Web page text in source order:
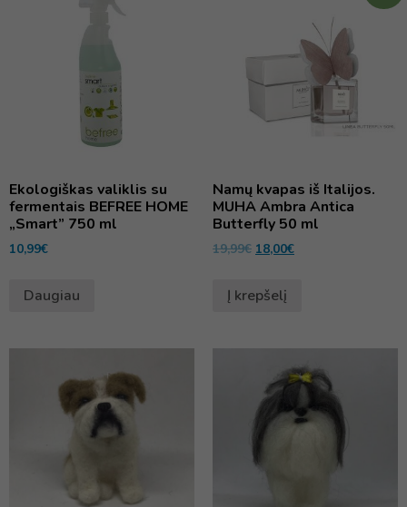
Ekologiškas valiklis su
fermentais BEFREE HOME
„Smart” 750 ml
10,99€
Daugiau
Namų kvapas iš Italijos.
MUHA Ambra Antica
Butterfly 50 ml
19,99€ 18,00€
Į krepšelį